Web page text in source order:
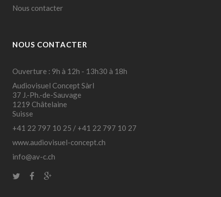
Nous contacter
NOUS CONTACTER
Ouverture : 9h à 12h - 13h30 à 18h
Audiovisuel Concept Sàrl
37 J.-Ph.-de-Sauvage
1219 Châtelaine
Suisse
+41 22 797 10 25 / +41 22 797 10 27
www.audiovisuel-concept.ch
info@av-c.ch